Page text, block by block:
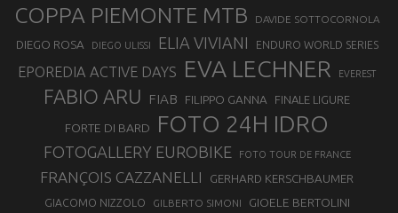
COPPA PIEMONTE MTB DAVIDE SOTTOCORNOLA
DIEGO ROSA DIEGO ULISSI ELIA VIVIANI ENDURO WORLD SERIES
EPOREDIA ACTIVE DAYS EVA LECHNER EVEREST
FABIO ARU FIAB FILIPPO GANNA FINALE LIGURE
FORTE DI BARD FOTO 24H IDRO
FOTOGALLERY EUROBIKE FOTO TOUR DE FRANCE
FRANÇOIS CAZZANELLI GERHARD KERSCHBAUMER
GIACOMO NIZZOLO GILBERTO SIMONI GIOELE BERTOLINI